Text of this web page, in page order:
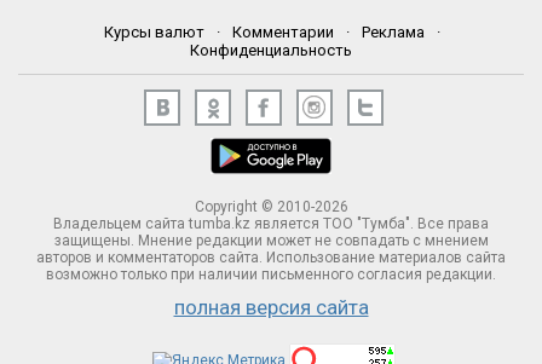
Курсы валют · Комментарии · Реклама
·
Конфиденциальность
Copyright © 2010-2026
Владельцем сайта tumba.kz является ТОО "Тумба". Все права
защищены. Мнение редакции может не совпадать с мнением
авторов и комментаторов сайта. Использование материалов сайта
возможно только при наличии письменного согласия редакции.
полная версия сайта